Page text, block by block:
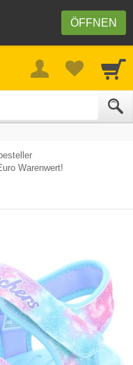
ÖFFNEN
Warenwert!